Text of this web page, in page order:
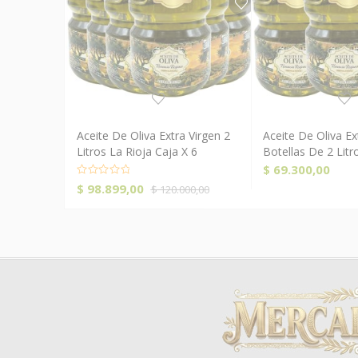
Comprar Ahora!
Aceite De Oliva Extra Virgen 2
Litros La Rioja Caja X 6
$120.000,00
El
$ 120.000,00.
$ 98.899,00
El
$ 98.899,00.
Aceite De Oliva
Botellas De 2
$ 69.300,00